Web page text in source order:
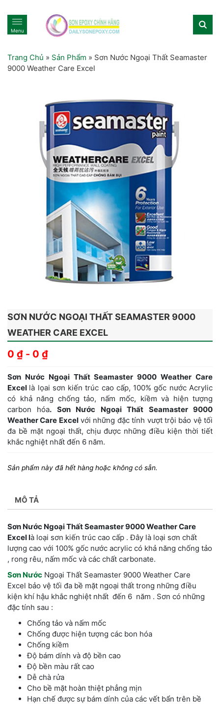
Menu
Trang Chủ » Sản Phẩm » Sơn Nước Ngoại Thất Seamaster
9000 Weather Care Excel
SƠN NƯỚC NGOẠI THẤT SEAMASTER 9000
WEATHER CARE EXCEL
0 ₫ - 0 ₫
Sơn Nước Ngoại Thất Seamaster 9000 Weather Care
Excel là lọai sơn kiến trúc cao cấp, 100% gốc nước Acrylic
có khả năng chống tảo, nấm mốc, kiềm và hiện tượng
carbon hóa. Sơn Nước Ngoại Thất Seamaster 9000
Weather Care Excelvới những đặc tính vượt trội bảo vệ tối
đa bề mặt ngoại thất, chịu được những điều kiện thời tiết
khắc nghiệt nhất đến 6 năm.
Sản phẩm này đã hết hàng hoặc không có sẵn.
MÔ TẢ
Sơn Nước Ngoại Thất Seamaster 9000 Weather Care
Excel là loại sơn kiến trúc cao cấp . Đây là loại sơn chất
lượng cao với 100% gốc nước acrylic có khả năng chống tảo
, rong rêu, nấm mốc và các chất carbonate.
Sơn Nước Ngoại Thất Seamaster 9000 Weather Care
Excel bảo vệ tối đa bề mặt ngoại thất trong những điều
kiện khí hậu khắc nghiệt nhất đến 6 năm . Sơn có những
đặc tính sau :
Chống tảo và nấm mốc
Chống được hiện tượng các bon hóa
Chống kiềm
Độ bám dính và độ bền cao
Độ bền màu rất cao
Dễ chà rửa
Cho bề mặt hoàn thiệt phẳng mịn
Hạn chế được sự bám dính của các vết bẩn trên bề